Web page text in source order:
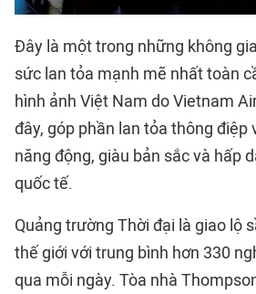
Đây là một trong những không
sức lan tỏa mạnh mẽ nhất toàn
hình ảnh Việt Nam do Vietnam
đây, góp phần lan tỏa thông điệp
năng động, giàu bản sắc và hấp
quốc tế.
Quảng trường Thời đại là giao lộ
thế giới với trung bình hơn 330
qua mỗi ngày. Tòa nhà